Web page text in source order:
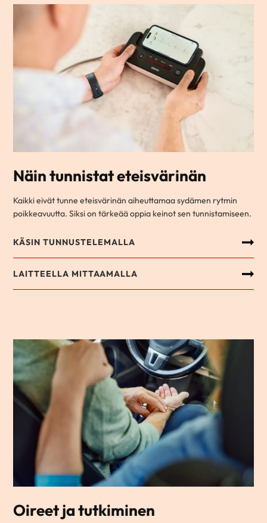
Näin tunnistat eteisvärinän
Kaikki eivät tunne eteisvärinän aiheuttamaa sydämen rytmin
poikkeavuutta. Siksi on tärkeää oppia keinot sen tunnistamiseen.
KÄSIN TUNNUSTELEMALLA
LAITTEELLA MITTAAMALLA
Oireet ja tutkiminen